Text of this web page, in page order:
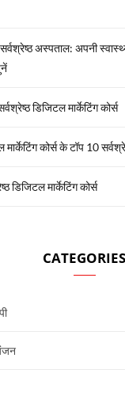
अस्पताल: अपनी
डिजिटल मार्केटिंग कोर्स
मार्केटिंग कोर्स के टॉप 10
डिजिटल मार्केटिंग कोर्स
CATEGORIES